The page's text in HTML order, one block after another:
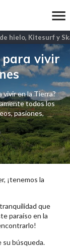
hielo, Kitesurf y
para vivir
vivir en la Tierra?
todos los
pasiones,
¡tenemos la
que
paraíso en la
su búsqueda.